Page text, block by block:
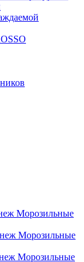
Морозильные
Морозильные
Морозильные